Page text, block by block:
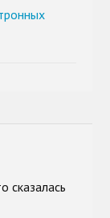
сказалась